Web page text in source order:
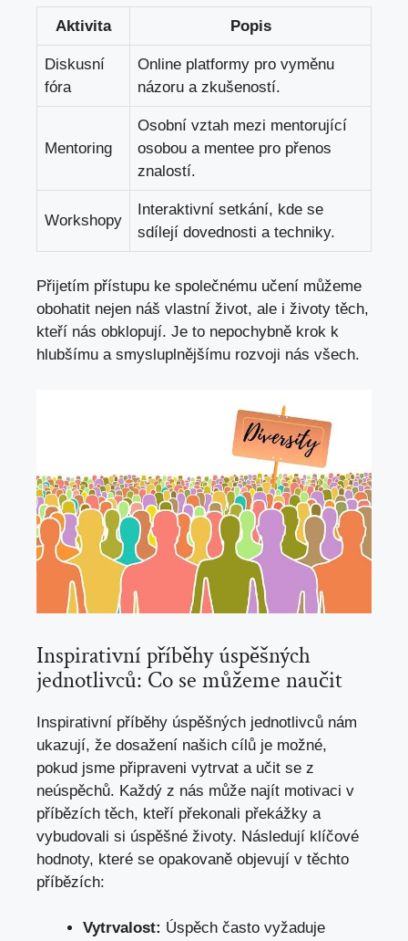
Aktivita Popis
Diskusní
fóra
Online platformy pro vyměnu
názoru a zkušeností.
Mentoring
Osobní vztah mezi mentorující
osobou a mentee pro přenos
znalostí.
Workshopy
Interaktivní setkání, kde se
sdílejí dovednosti a techniky.
Přijetím přístupu ke společnému učení můžeme
obohatit nejen náš vlastní život, ale i životy těch,
kteří nás obklopují. Je to nepochybně krok k
hlubšímu a smysluplnějšímu rozvoji nás všech.
Inspirativní příběhy úspěšných
jednotlivců: Co se můžeme naučit
Inspirativní příběhy úspěšných jednotlivců nám
ukazují, že dosažení našich cílů je možné,
pokud jsme připraveni vytrvat a učit se z
neúspěchů. Každý z nás může najít motivaci v
příbězích těch, kteří překonali překážky a
vybudovali si úspěšné životy. Následují klíčové
hodnoty, které se opakovaně objevují v těchto
příbězích:
Vytrvalost: Úspěch často vyžaduje